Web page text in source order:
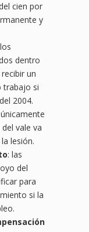
cien por
y
dentro
un
trabajo si
2004.
vale va
lesión.
: las
del
para
si la